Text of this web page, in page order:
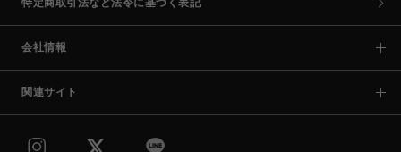
特定商取引法など法令に基づく表記
会社情報
関連サイト